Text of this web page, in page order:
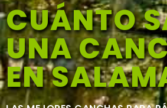
CUÁNTO
UNA
EN